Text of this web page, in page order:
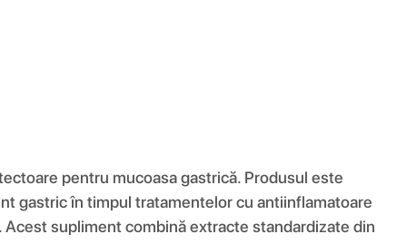
pentru mucoasa gastrică. Produsul este
gastric în timpul tratamentelor cu antiinflamatoare
supliment combină extracte standardizate din